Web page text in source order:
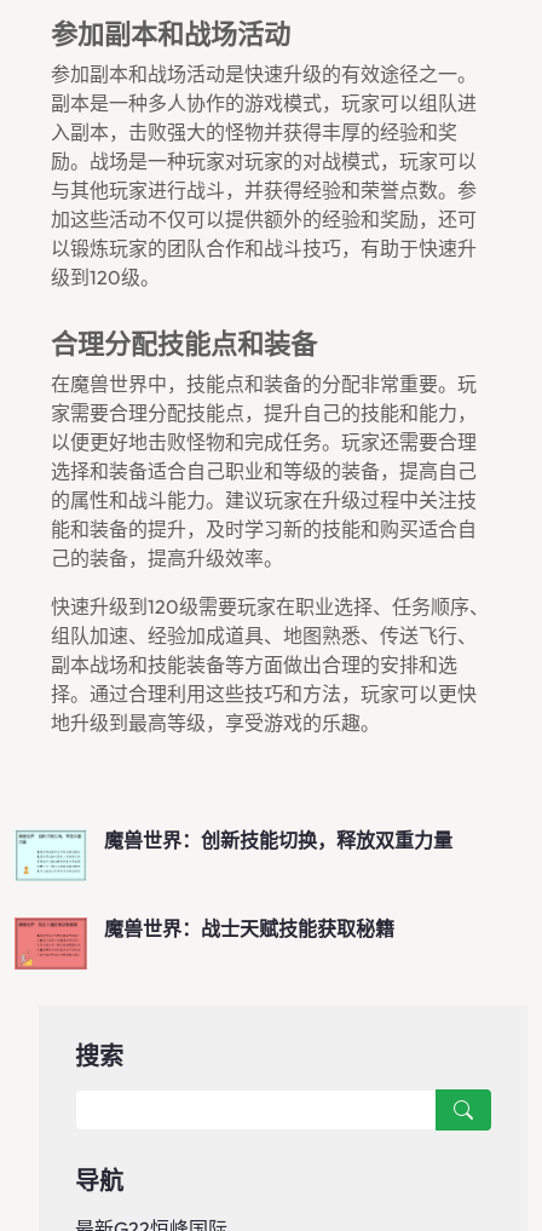
参加副本和战场活动
参加副本和战场活动是快速升级的有效途径之一。
副本是一种多人协作的游戏模式，玩家可以组队进
入副本，击败强大的怪物并获得丰厚的经验和奖
励。战场是一种玩家对玩家的对战模式，玩家可以
与其他玩家进行战斗，并获得经验和荣誉点数。参
加这些活动不仅可以提供额外的经验和奖励，还可
以锻炼玩家的团队合作和战斗技巧，有助于快速升
级到120级。
合理分配技能点和装备
在魔兽世界中，技能点和装备的分配非常重要。玩
家需要合理分配技能点，提升自己的技能和能力，
以便更好地击败怪物和完成任务。玩家还需要合理
选择和装备适合自己职业和等级的装备，提高自己
的属性和战斗能力。建议玩家在升级过程中关注技
能和装备的提升，及时学习新的技能和购买适合自
己的装备，提高升级效率。
快速升级到120级需要玩家在职业选择、任务顺序、
组队加速、经验加成道具、地图熟悉、传送飞行、
副本战场和技能装备等方面做出合理的安排和选
择。通过合理利用这些技巧和方法，玩家可以更快
地升级到最高等级，享受游戏的乐趣。
魔兽世界：创新技能切换，释放双重力量
魔兽世界：战士天赋技能获取秘籍
搜索
导航